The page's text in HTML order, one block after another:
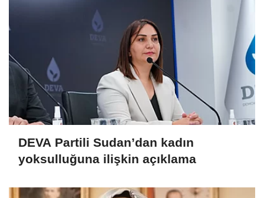
DEVA Partili Sudan’dan kadın
yoksulluğuna ilişkin açıklama